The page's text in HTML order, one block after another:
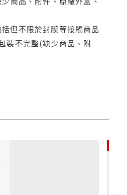
但不限於封膜等接觸商品
裝不完整(缺少商品、附